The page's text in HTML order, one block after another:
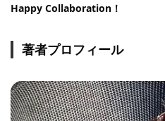
Happy Collaboration！
著者プロフィール